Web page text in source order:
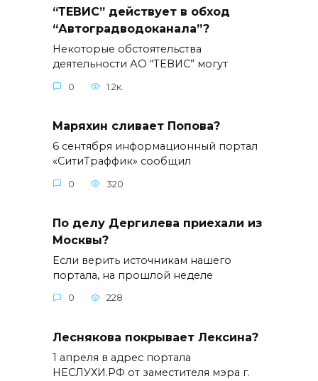
“ТЕВИС” действует в обход
“Автоградводоканала”?
Некоторые обстоятельства
деятельности АО “ТЕВИС” могут
0 1.2к.
Маряхин сливает Попова?
6 сентября информационный портал
«СитиТраффик» сообщил
0 320
По делу Дергилева приехали из
Москвы?
Если верить источникам нашего
портала, на прошлой неделе
0 228
Леснякова покрывает Лексина?
1 апреля в адрес портала
НЕСЛУХИ.РФ от заместителя мэра г.